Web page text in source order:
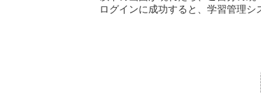
ログインに成功すると、学習管理シ